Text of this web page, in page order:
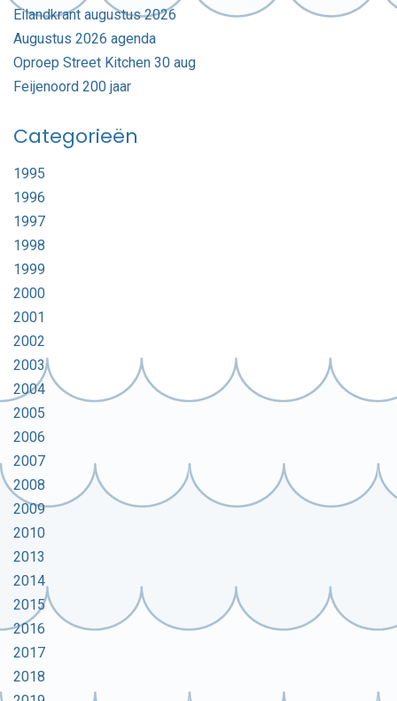
Eilandkrant augustus 2026
Augustus 2026 agenda
Oproep Street Kitchen 30 aug
Feijenoord 200 jaar
Categorieën
1995
1996
1997
1998
1999
2000
2001
2002
2003
2004
2005
2006
2007
2008
2009
2010
2013
2014
2015
2016
2017
2018